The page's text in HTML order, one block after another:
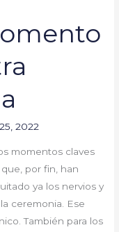
2022
momentos claves
por fin, han
ya los nervios y
ceremonia. Ese
También para los